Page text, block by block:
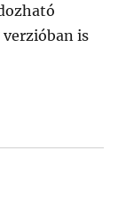
verzióban is